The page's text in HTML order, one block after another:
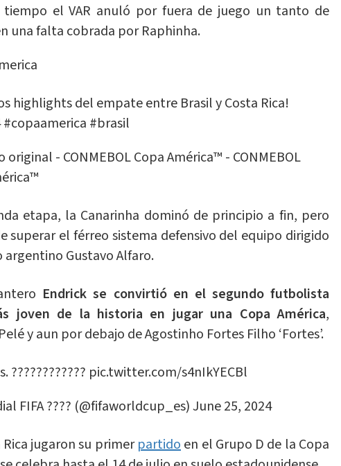
el VAR anuló por fuera de juego un tanto de
una falta cobrada por Raphinha.
highlights del empate entre Brasil y Costa Rica!
#copaamerica #brasil
- CONMEBOL Copa América™️ - CONMEBOL
etapa, la Canarinha dominó de principio a fin, pero
superar el férreo sistema defensivo del equipo dirigido
argentino Gustavo Alfaro.
Endrick se convirtió en el segundo futbolista
joven de la historia en jugar una Copa América,
y aun por debajo de Agostinho Fortes Filho ‘Fortes’.
???????????? pic.twitter.com/s4nIkYECBl
FIFA ???? (@fifaworldcup_es)June 25, 2024
Rica jugaron su primerpartidoen el Grupo D de la Copa